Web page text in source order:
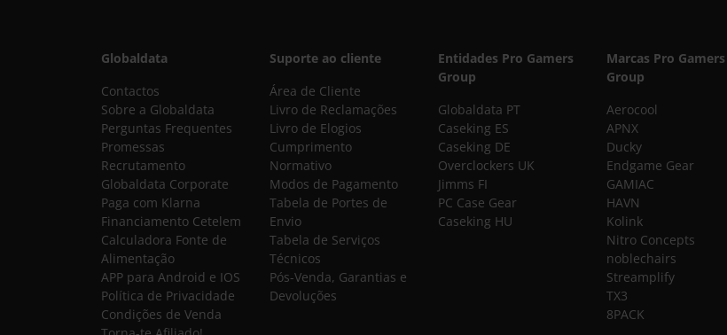
Globaldata
Contactos
Sobre a Globaldata
Perguntas Frequentes
Promessas
Recrutamento
Globaldata Corporate
Paga com Klarna
Financiamento Cetelem
Calculadora Fonte de
Alimentação
APP para Android e IOS
Política de Privacidade
Condições de Venda
Suporte ao cliente
Área de Cliente
Livro de Reclamações
Livro de Elogios
Cumprimento
Normativo
Modos de Pagamento
Tabela de Portes de
Envio
Tabela de Serviços
Técnicos
Pós-Venda, Garantias e
Devoluções
Entidades Pro Gamers
Group
Globaldata PT
Caseking ES
Caseking DE
Overclockers UK
Jimms FI
PC Case Gear
Caseking HU
Marcas Pro Gamers
Group
Aerocool
APNX
Ducky
Endgame Gear
GAMIAC
HAVN
Kolink
Nitro Concepts
noblechairs
Streamplify
TX3
8PACK